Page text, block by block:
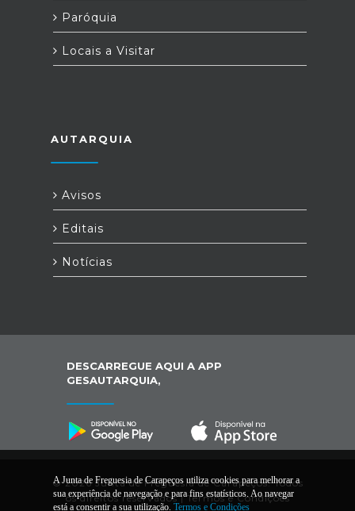
Paróquia
Locais a Visitar
AUTARQUIA
Avisos
Editais
Notícias
DESCARREGUE AQUI A APP
GESAUTARQUIA,
© 2026 Junta de Freguesia de Carapeços. Todos
os direitos reservados |Termos e Condições
A Junta de Freguesia de Carapeços utiliza cookies para melhorar a
sua experiência de navegação e para fins estatísticos. Ao navegar
está a consentir a sua utilização. Termos e Condições